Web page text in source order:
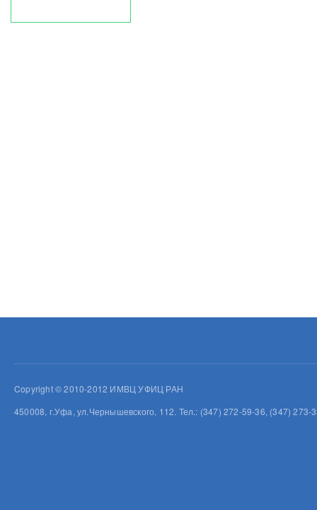
Copyright © 2010-2012 ИМВЦ УФИЦ РАН
450008, г.Уфа, ул.Чернышевского, 112. Тел.: (347) 272-59-36, (347)